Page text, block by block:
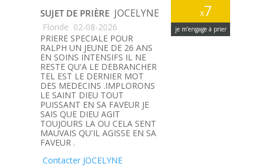
x7
je m’engage à prier
SUJET DE PRIÈRE JOCELYNE
Floride 02-08-2026
PRIERE SPECIALE POUR
RALPH UN JEUNE DE 26 ANS
EN SOINS INTENSIFS IL NE
RESTE QU'A LE DEBRANCHER
TEL EST LE DERNIER MOT
DES MEDECINS .IMPLORONS
LE SAINT DIEU TOUT
PUISSANT EN SA FAVEUR JE
SAIS QUE DIEU AGIT
TOUJOURS LA OU CELA SENT
MAUVAIS QU'IL AGISSE EN SA
FAVEUR .
Contacter JOCELYNE